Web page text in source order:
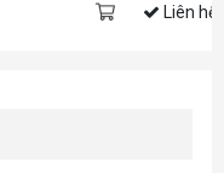
Liên hệ